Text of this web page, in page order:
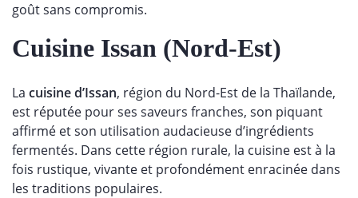
goût sans compromis.
Cuisine Issan (Nord-Est)
La cuisine d’Issan, région du Nord-Est de la Thaïlande,
est réputée pour ses saveurs franches, son piquant
affirmé et son utilisation audacieuse d’ingrédients
fermentés. Dans cette région rurale, la cuisine est à la
fois rustique, vivante et profondément enracinée dans
les traditions populaires.